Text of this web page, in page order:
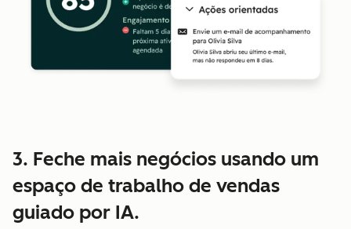
3. Feche mais negócios usando um
espaço de trabalho de vendas
guiado por IA.